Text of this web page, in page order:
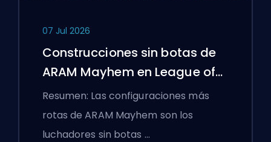
07 Jul 2026
Construcciones sin botas de
ARAM Mayhem en League of
Legends
Resumen: Las configuraciones más
rotas de ARAM Mayhem son los
luchadores sin botas …